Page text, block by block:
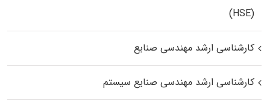
(HSE)
کارشناسی ارشد مهندسی صنایع
کارشناسی ارشد مهندسی صنایع سیستم